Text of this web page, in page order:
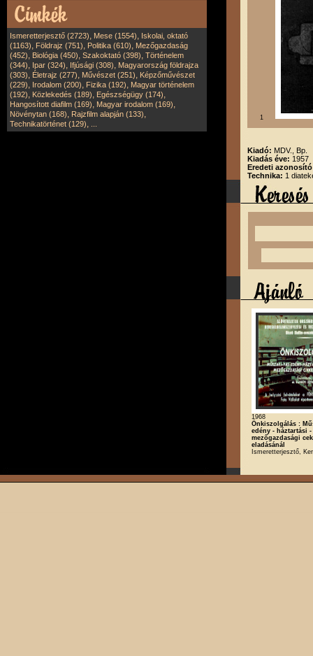
Ismeretterjesztő (2723), Mese (1554), Iskolai, oktató
(1163), Földrajz (751), Politika (610), Mezőgazdaság
(452), Biológia (450), Szakoktató (398), Történelem
(344), Ipar (324), Ifjúsági (308), Magyarország földrajza
(303), Életrajz (277), Művészet (251), Képzőművészet
(229), Irodalom (200), Fizika (192), Magyar történelem
(192), Közlekedés (189), Egészségügy (174),
Hangosított diafilm (169), Magyar irodalom (169),
Növénytan (168), Rajzfilm alapján (133),
Technikatörténet (129),
1
Kiadó: MDV., Bp.
Kiadás éve: 1957
Eredeti
Technika: 1
1968
Önkiszolgálás :
edény - háztartási
mezőgazdasági
eladásánál
Ismeretterjesztő,